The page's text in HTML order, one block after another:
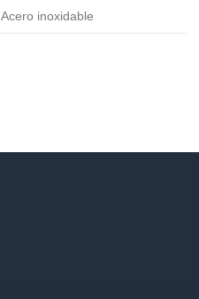
Acero inoxidable